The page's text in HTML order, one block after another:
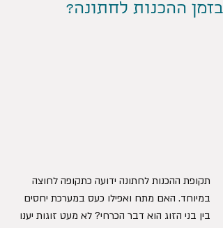
בזמן ההכנות לחתונה? ​
תקופת ההכנות לחתונה ידועה כתקופה לחוצה
במיוחד. האם מתח ואפילו כעס במערכת יחסים
בין בני הזוג הוא דבר הכרחי? לא מעט זוגות יענו